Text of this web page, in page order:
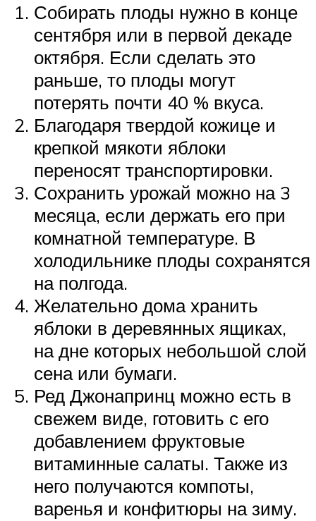
Собирать плоды нужно в конце
сентября или в первой декаде
октября. Если сделать это
раньше, то плоды могут
потерять почти 40 % вкуса.
Благодаря твердой кожице и
крепкой мякоти яблоки
переносят транспортировки.
Сохранить урожай можно на 3
месяца, если держать его при
комнатной температуре. В
холодильнике плоды сохранятся
на полгода.
Желательно дома хранить
яблоки в деревянных ящиках,
на дне которых небольшой слой
сена или бумаги.
Ред Джонапринц можно есть в
свежем виде, готовить с его
добавлением фруктовые
витаминные салаты. Также из
него получаются компоты,
варенья и конфитюры на зиму.